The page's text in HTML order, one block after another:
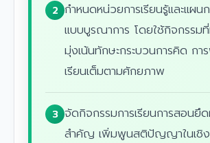
2 กำหนดหน่วยการเรียนรู้และแผน
แบบบูรณาการ โดยใช้กิจกรรม
มุ่งเน้นทักษะกระบวนการคิด ก
เรียนเต็มตามศักยภาพ
3 จัดกิจกรรมการเรียนการสอนยึด
สำคัญ เพิ่มพูนสติปัญญาในเชิง